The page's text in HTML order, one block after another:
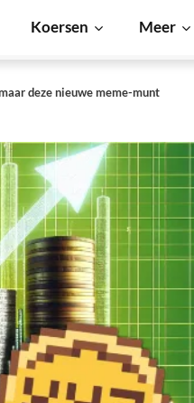
Koersen Meer
deze nieuwe meme-munt